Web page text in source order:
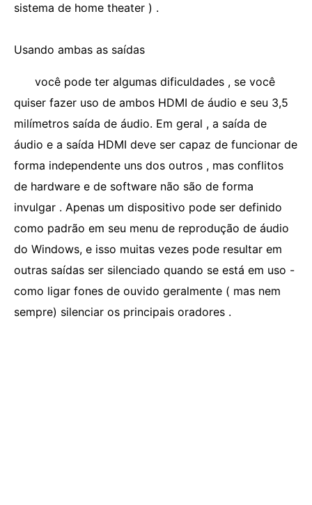
sistema de home theater ) .
Usando ambas as saídas
você pode ter algumas dificuldades , se você
quiser fazer uso de ambos HDMI de áudio e seu 3,5
milímetros saída de áudio. Em geral , a saída de
áudio e a saída HDMI deve ser capaz de funcionar de
forma independente uns dos outros , mas conflitos
de hardware e de software não são de forma
invulgar . Apenas um dispositivo pode ser definido
como padrão em seu menu de reprodução de áudio
do Windows, e isso muitas vezes pode resultar em
outras saídas ser silenciado quando se está em uso -
como ligar fones de ouvido geralmente ( mas nem
sempre) silenciar os principais oradores .